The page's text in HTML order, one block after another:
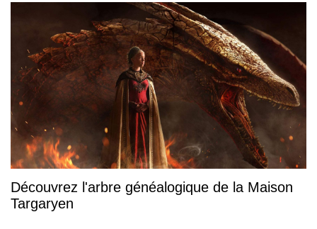
Découvrez l'arbre généalogique de la Maison
Targaryen